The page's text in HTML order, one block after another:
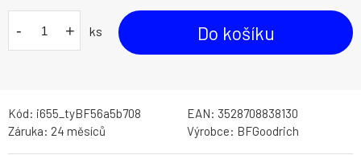
- + ks Do košíku
Kód: i655_tyBF56a5b708 EAN: 3528708838130
Záruka: 24 měsíců Výrobce: BFGoodrich